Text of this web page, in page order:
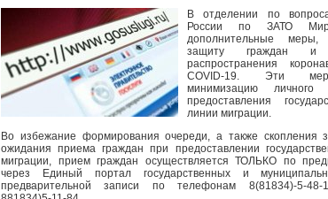
В отделении по
России по ЗАТО
дополнительные
защиту граждан и
распространения
COVID-19. Эти
минимизацию
предоставления
линии миграции.
Во избежание формирования очереди, а также скопления
ожидания приема граждан при предоставлении
миграции, прием граждан осуществляется ТОЛЬКО по
через Единый портал государственных и
предварительной записи по телефонам 8(81834)-5-48-